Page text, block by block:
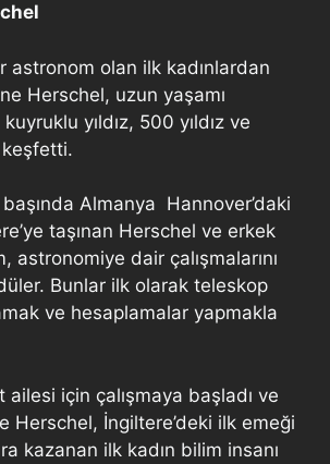
astronom olan ilk kadınlardan
Herschel, uzun yaşamı
yıldız, 500 yıldız ve
başında Almanya Hannover’daki
taşınan Herschel ve erkek
astronomiye dair çalışmalarını
Bunlar ilk olarak teleskop
ve hesaplamalar yapmakla
ailesi için çalışmaya başladı ve
Herschel, İngiltere’deki ilk emeği
kazanan ilk kadın bilim insanı